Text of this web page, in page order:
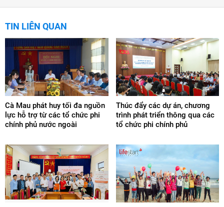
TIN LIÊN QUAN
Cà Mau phát huy tối đa nguồn
lực hỗ trợ từ các tổ chức phi
chính phủ nước ngoài
Thúc đẩy các dự án, chương
trình phát triển thông qua các
tổ chức phi chính phủ